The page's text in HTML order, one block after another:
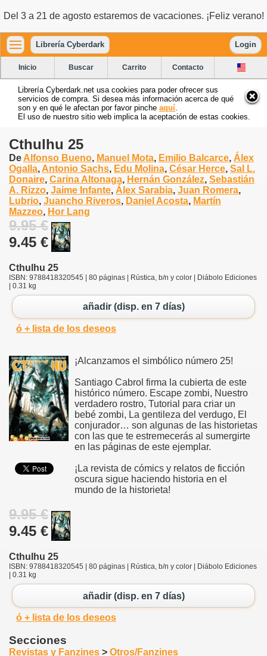
Del 3 a 21 de agosto estaremos de vacaciones. ¡Feliz verano!
Librería Cyberdark Login
Inicio Buscar Carrito Contacto
Librería Cyberdark.net usa cookies para poder ofrecer sus
servicios de compra. Si desea más información acerca de qué
son y en qué le afectan por favor pinche aquí
El uso de nuestro sitio web implica la aceptación de estas cookies.
Cthulhu 25
De Alfonso Bueno, Manuel Mota, Emilio Balcarce, Álex
Ogalla, Antonio Sachs, Edu Molina, César Herce, Sal L.
Donaire, Carina Altonaga, Hernán González, Sebastián
A. Rizzo, Jaime Infante, Álex Sarabia, Juan Romera,
Lubrio, Juancho Riveros, Daniel Acosta, Martín
Mazzeo, Hor Lang
9.95 €
9.45 €
Cthulhu 25
ISBN: 9788418320545 | 80 páginas | Rústica, b/n y color | Diábolo Ediciones
| 0.31 kg
añadir (disp. en 7 días)
ó + lista de los deseos
¡Alcanzamos el simbólico número 25!
Santiago Cabrol firma la cubierta de este
histórico número. Escape zombi, Nuestro
verdadero rostro, Tutorial para criar un
bebé zombi, La gentileza del verdugo, El
conjurador… son algunas de las historietas
con las que te estremecerás al sumergirte
en las páginas de este ejemplar.
¡La revista de cómics y relatos de ficción
oscura sigue haciendo historia en el
mundo de la historieta!
9.95 €
9.45 €
Cthulhu 25
ISBN: 9788418320545 | 80 páginas | Rústica, b/n y color | Diábolo Ediciones
| 0.31 kg
añadir (disp. en 7 días)
ó + lista de los deseos
Secciones
Revistas y Fanzines > Otros/Fanzines